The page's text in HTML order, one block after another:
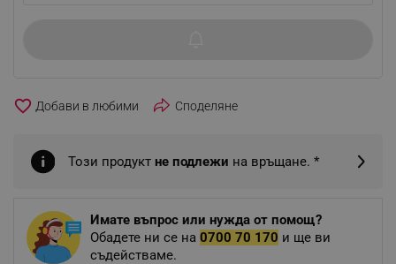
favorite_border Споделяне
Този продукт не подлежи на връщане. *
Имате въпрос или нужда от помощ?
Обадете ни се на 0700 70 170 и ще ви
съдействаме.